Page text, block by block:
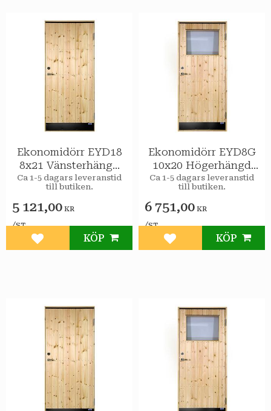
Ekonomidörr EYD18
8x21 Vänsterhängd
STAR Varmförråd
Ca 1-5 dagars leveranstid
till butiken.
5 121,00 KR
/ST
Lägg till i favoriter
KÖP
Ekonomidörr EYD8G
10x20 Högerhängd
STAR Varmförråd 2-
glas isolerruta
Ca 1-5 dagars leveranstid
till butiken.
6 751,00 KR
/ST
Lägg till i favoriter
KÖP